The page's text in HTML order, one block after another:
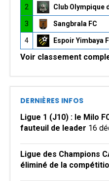
2 Club Olympique
3 Sangbrala FC
4 Espoir Yimbaya
Voir classement
DERNIÈRES INFOS
Ligue 1 (J10) : le Milo
fauteuil de leader 16
Ligue des Champions
éliminé de la